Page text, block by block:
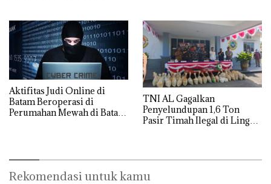
Aktifitas Judi Online di
Batam Beroperasi di
Perumahan Mewah di Batam
TNI AL Gagalkan
Penyelundupan 1,6 Ton
Pasir Timah Ilegal di Lingga,
Rekomendasi untuk kamu